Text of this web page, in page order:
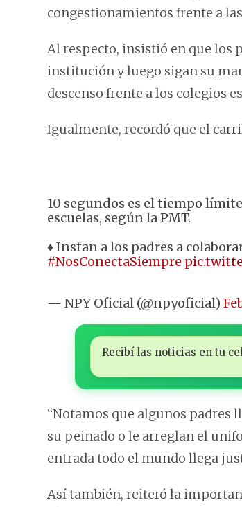
congestionamientos frente a
Al respecto, insistió en que los
institución y luego sigan su
descenso frente a los colegios
Igualmente, recordó que el
10 segundos es el tiempo
escuelas, según la PMT.
♦ Instan a los padres a
#NosConectaSiempre
— NPY Oficial (@npyoficial)
Recibí las noticias en tu
“Notamos que algunos padres
su peinado o le arreglan el
entrada todo el mundo llega
Así también, reiteró la